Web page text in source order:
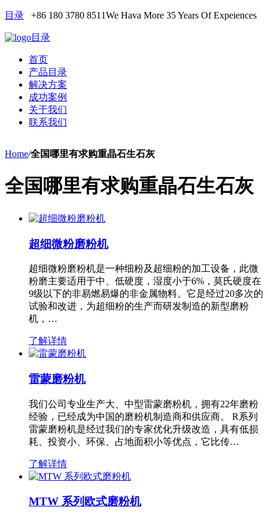
目录 +86 180 3780 8511We Hava More 35 Years Of Expeiences
目录
首页
产品目录
解决方案
成功案例
关于我们
联系我们
Home/全国哪里有求购重晶石生石灰
全国哪里有求购重晶石生石灰
超细微粉磨粉机
超细微粉磨粉机是一种细粉及超细粉的加工设备，此微
粉磨主要适用于中、低硬度，湿度小于6%，莫氏硬度在
9级以下的非易燃易爆的非金属物料。它是经过20多次的
试验和改进，为超细粉的生产而研发制造的新型磨粉
机，…
了解详情
雷蒙磨粉机
我们公司专业生产大、中型雷蒙磨粉机，拥有22年磨粉
经验，已经成为中国的磨粉机制造商和供应商。 R系列
雷蒙磨粉机是经过我们的专家优化升级改造，具有低损
耗、投资小、环保、占地面积小等优点，它比传…
了解详情
MTW 系列欧式磨粉机